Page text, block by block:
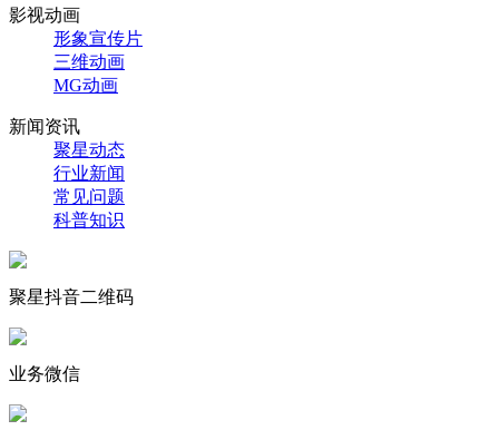
影视动画
形象宣传片
三维动画
MG动画
新闻资讯
聚星动态
行业新闻
常见问题
科普知识
聚星抖音二维码
业务微信